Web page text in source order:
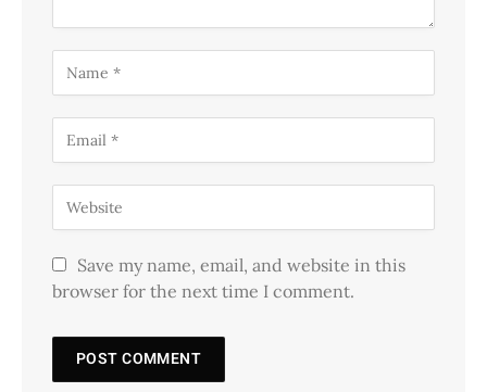
Save my name, email, and website in this
browser for the next time I comment.